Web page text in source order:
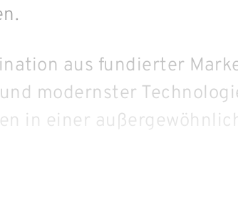
aus fundierter
modernster
in einer